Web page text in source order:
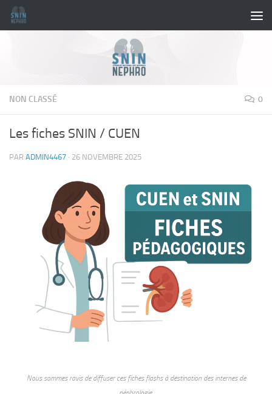
Skip to content
NON CLASSÉ 0
Les fiches SNIN / CUEN
PAR ADMIN4467 · 26 NOVEMBRE 2025
Nous sommes ravis de diffuser ces fiches flashs à destination des internes de